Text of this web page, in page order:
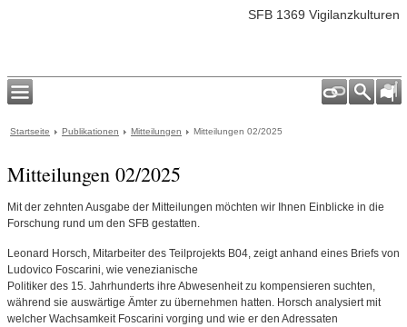
SFB 1369 Vigilanzkulturen
Startseite Publikationen Mitteilungen Mitteilungen 02/2025
Mitteilungen 02/2025
Mit der zehnten Ausgabe der Mitteilungen möchten wir Ihnen Einblicke in die
Forschung rund um den SFB gestatten.
Leonard Horsch, Mitarbeiter des Teilprojekts B04, zeigt anhand eines Briefs von
Ludovico Foscarini, wie venezianische
Politiker des 15. Jahrhunderts ihre Abwesenheit zu kompensieren suchten,
während sie auswärtige Ämter zu übernehmen hatten. Horsch analysiert mit
welcher Wachsamkeit Foscarini vorging und wie er den Adressaten